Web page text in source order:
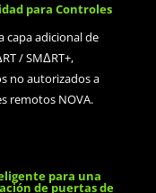
para Controles
capa adicional de
/ SMΔRT+,
no autorizados a
remotos NOVA.
para una
de puertas de